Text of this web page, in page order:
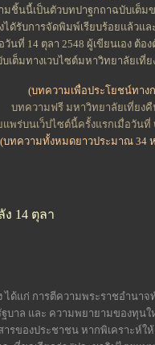
มชิ้นนี้เป็นตัวบทปาฐกถาฉบับเต็ม
ไดัรับการจัดพิมพ์เรียบร้อยแล้วแล
วันที่ 14 ตุลา 2548 ผู้เขียนเอง ต้อ
เต็มทางเวบไซต์มหาวิทยาลัยเ
(บทความเพื่อประโยชน์ทาง
บทความฟรี มหาวิทยาลัยเที่ยงคื
แพร่บนเว็ปไซต์นี้ครั้งแรกเมื่อวั
(บทความทั้งหมดยาวประมาณ 34
14 ตุลา
ได้แก่ การตีความพระราชอำน
ฐบาล และ ความพยายามของ
ารของประชาชน หากพิเคราะห์